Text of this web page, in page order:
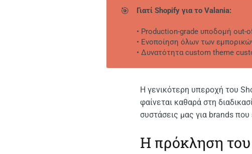
🎯 Γιατί Shopify για το Valania:
• Production-grade υποδομή out-
• Ενοποίηση όλων των
• Δυνατότητα custom theme
Η γενικότερη υπεροχή του
φαίνεται καθαρά στη
συστάσεις μας για brands
Η πρόκληση